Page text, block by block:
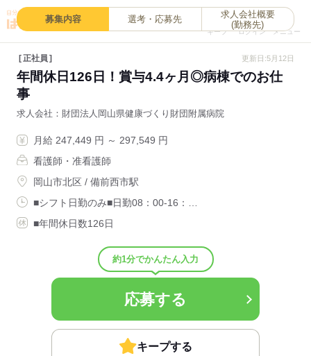
キープ
0
ログイン メニュー
募集内容 選考・応募先
求人会社概要
(勤務先)
正社員 更新日:5月12日
年間休日126日！賞与4.4ヶ月◎病棟でのお仕
事
求人会社 財団法人岡山県健康づくり財団附属病院
月給 247,449 円 ～ 297,549 円
看護師・准看護師
岡山市北区 / 備前西市駅
■シフト日勤のみ■日勤08：00-16：…
■年間休日数126日
約1分でかんたん入力
応募する
キープする